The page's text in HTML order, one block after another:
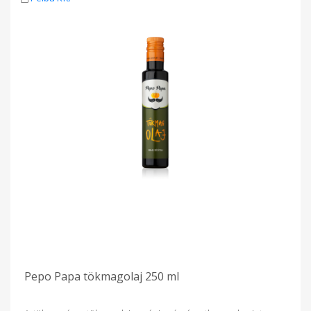
lassítására és az azt követő keringési zavarok tüneteinek
kálium és kalcium tartalma magas, a szelén nyomelemet
pedig komplex kötésben, a szervezet számára felvehető
formában tartalmazza. A tökmagolajat a házi patika
kiegészítése mellett a stájer konyha ízvilágát felidézve
elsősorban saláták önteteihez ajánljuk, de használatával
könnyen elkészíthetünk különleges ételeket is. Receptekért
keresse Facebook oldalunkat. Tápérték 100 g 10 g 1 adag 1
ek Energia 3404 kJ / 828kcal 340kJ / 82kcal Zsír, amelyből 100g
10g -telített zsírsavak 18g 1.8g -egyszeresen telítetlen
zsírsavak 41g 4.1g -többszörösen telítetlen zsírsavak 40g 4g
Szénhidrát 0g 0g amiből cukor 0g 0g Rost 0g 0g Fehérje 0g 0g
Pepo Papa tökmagolaj 250 ml